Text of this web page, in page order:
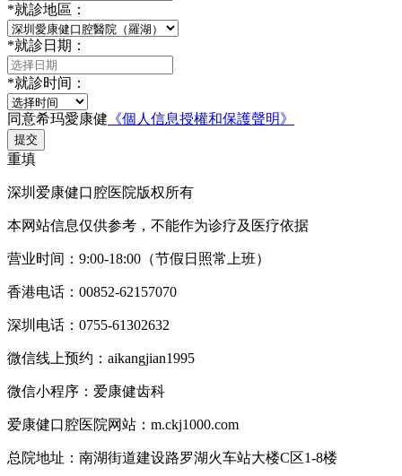
*就診地區：
*就診日期：
*就診时间：
同意希玛愛康健 《個人信息授權和保護聲明》
提交
重填
深圳爱康健口腔医院版权所有
本网站信息仅供参考，不能作为诊疗及医疗依据
营业时间：9:00-18:00（节假日照常上班）
香港电话：00852-62157070
深圳电话：0755-61302632
微信线上预约：aikangjian1995
微信小程序：爱康健齿科
爱康健口腔医院网站：m.ckj1000.com
总院地址：南湖街道建设路罗湖火车站大楼C区1-8楼